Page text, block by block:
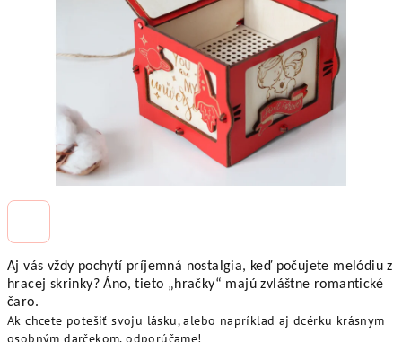
Aj vás vždy pochytí príjemná nostalgia, keď počujete melódiu z
hracej skrinky? Áno, tieto „hračky“ majú zvláštne romantické
čaro.
Ak chcete potešiť svoju lásku, alebo napríklad aj dcérku krásnym
osobným darčekom, odporúčame!